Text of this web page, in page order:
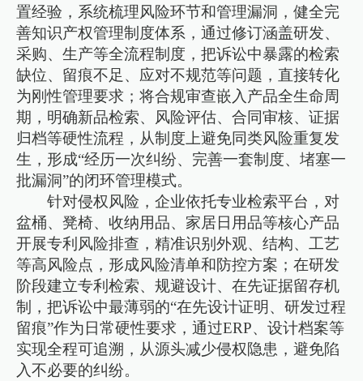
置经验，系统梳理风险环节和管理漏洞，健全完
善知识产权管理制度体系，通过修订涵盖研发、
采购、生产等全流程制度，把诉讼中暴露的检索
缺位、留痕不足、应对不规范等问题，直接转化
为刚性管理要求；将合规审查嵌入产品全生命周
期，明确新品检索、风险评估、合同审核、证据
归档等硬性流程，从制度上避免同类风险重复发
生，形成“经历一次纠纷、完善一套制度、堵塞一
批漏洞”的闭环管理模式。
针对侵权风险，企业依托专业检索平台，对
盆桶、凳椅、收纳用品、家居日用品等核心产品
开展专利风险排查，精准识别外观、结构、工艺
等高风险点，形成风险清单和防控方案；在研发
阶段建立专利检索、规避设计、在先证据留存机
制，把诉讼中最薄弱的“在先设计证明、研发过程
留痕”作为日常硬性要求，通过ERP、设计档案等
实现全程可追溯，从源头减少侵权隐患，避免陷
入不必要的纠纷。